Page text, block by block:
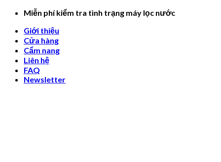
Skip
content
Miễn phí kiểm tra tình trạng máy lọc nước
Giới thiệu
Cửa hàng
Cẩm nang
Liên hệ
FAQ
Newsletter